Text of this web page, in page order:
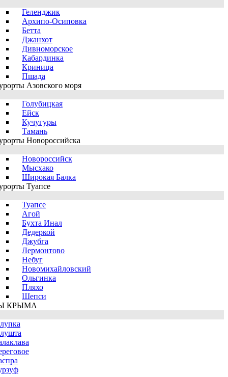
Геленджик
Архипо-Осиповка
Бетта
Джанхот
Дивноморское
Кабардинка
Криница
Пшада
Азовского моря
Голубицкая
Ейск
Кучугуры
Тамань
Новороссийска
Новороссийск
Мысхако
Широкая Балка
Туапсе
Туапсе
Агой
Бухта Инал
Дедеркой
Джубга
Лермонтово
Небуг
Новомихайловский
Ольгинка
Пляхо
Шепси
КРЫМА